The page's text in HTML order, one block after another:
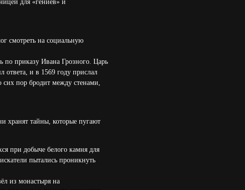
для «гениев» и
смотреть на социальную
по приказу Ивана Грозного. Царь
ответа, и в 1569 году прислал
сих пор бродит между стенами,
хранят тайны, которые пугают
при добыче белого камня для
пытались проникнуть
из монастыря на